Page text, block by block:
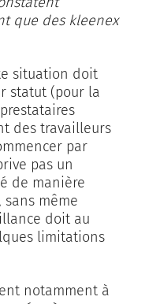
que des kleenex
situation doit
statut (pour la
des travailleurs
par
pas un
de manière
même
doit au
limitations
notamment à